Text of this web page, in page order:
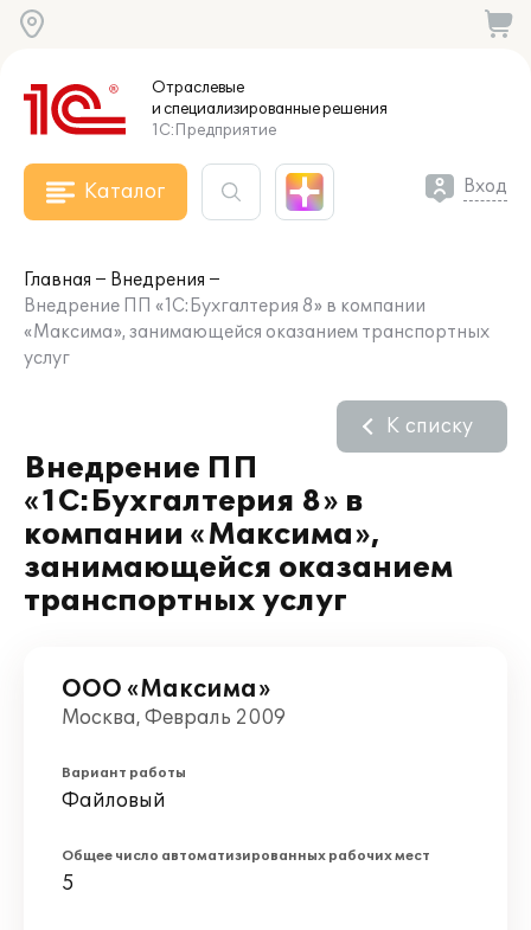
Отраслевые
и специализированныерешения
1С:Предприятие
Каталог Вход
Главная
Внедрения
Внедрение ПП «1С:Бухгалтерия 8» в компании
«Максима», занимающейся оказанием транспортных
услуг
Внедрение ПП
«1С:Бухгалтерия 8» в
компании «Максима»,
занимающейся оказанием
транспортных услуг
К списку
ООО «Максима»
Москва, Февраль 2009
Вариант работы
Файловый
Общее число автоматизированных рабочих мест
5